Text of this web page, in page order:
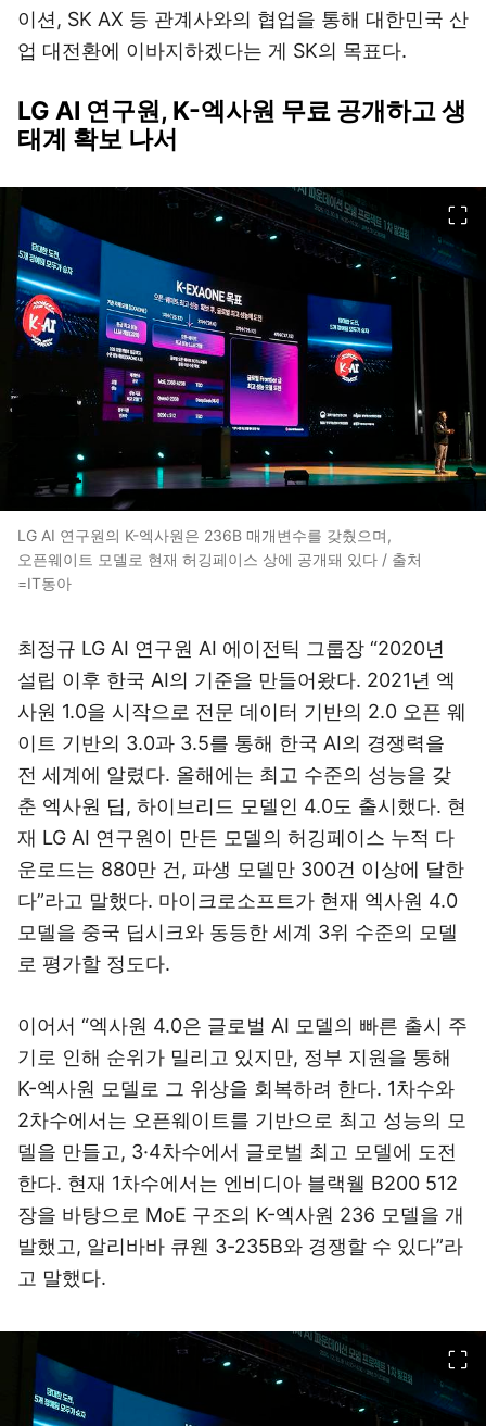
이션, SK AX 등 관계사와의 협업을 통해 대한민국 산
업 대전환에 이바지하겠다는 게 SK의 목표다.
LG AI 연구원, K-엑사원 무료 공개하고 생
태계 확보 나서
LG AI 연구원의 K-엑사원은 236B 매개변수를 갖췄으며,
오픈웨이트 모델로 현재 허깅페이스 상에 공개돼 있다 / 출처
=IT동아
최정규 LG AI 연구원 AI 에이전틱 그룹장 “2020년
설립 이후 한국 AI의 기준을 만들어왔다. 2021년 엑
사원 1.0을 시작으로 전문 데이터 기반의 2.0 오픈 웨
이트 기반의 3.0과 3.5를 통해 한국 AI의 경쟁력을
전 세계에 알렸다. 올해에는 최고 수준의 성능을 갖
춘 엑사원 딥, 하이브리드 모델인 4.0도 출시했다. 현
재 LG AI 연구원이 만든 모델의 허깅페이스 누적 다
운로드는 880만 건, 파생 모델만 300건 이상에 달한
다”라고 말했다. 마이크로소프트가 현재 엑사원 4.0
모델을 중국 딥시크와 동등한 세계 3위 수준의 모델
로 평가할 정도다.
이어서 “엑사원 4.0은 글로벌 AI 모델의 빠른 출시 주
기로 인해 순위가 밀리고 있지만, 정부 지원을 통해
K-엑사원 모델로 그 위상을 회복하려 한다. 1차수와
2차수에서는 오픈웨이트를 기반으로 최고 성능의 모
델을 만들고, 3·4차수에서 글로벌 최고 모델에 도전
한다. 현재 1차수에서는 엔비디아 블랙웰 B200 512
장을 바탕으로 MoE 구조의 K-엑사원 236 모델을 개
발했고, 알리바바 큐웬 3-235B와 경쟁할 수 있다”라
고 말했다.